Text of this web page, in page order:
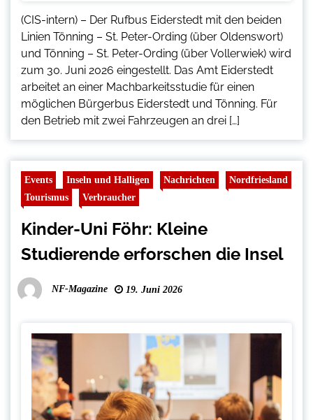
(CIS-intern) – Der Rufbus Eiderstedt mit den beiden
Linien Tönning – St. Peter-Ording (über Oldenswort)
und Tönning – St. Peter-Ording (über Vollerwiek) wird
zum 30. Juni 2026 eingestellt. Das Amt Eiderstedt
arbeitet an einer Machbarkeitsstudie für einen
möglichen Bürgerbus Eiderstedt und Tönning. Für
den Betrieb mit zwei Fahrzeugen an drei […]
Events Inseln und Halligen Nachrichten
Nordfriesland
Tourismus
Verbraucher
Kinder-Uni Föhr: Kleine
Studierende erforschen die Insel
NF-Magazine 19. Juni 2026